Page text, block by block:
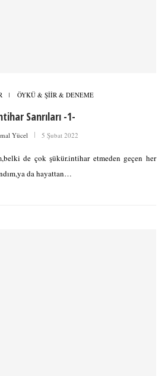
ÖYKÜ & ŞİİR & DENEME
Sanrıları -1-
Yücel 5 Şubat 2022
de çok şükür.intihar etmeden geçen her
da hayattan…